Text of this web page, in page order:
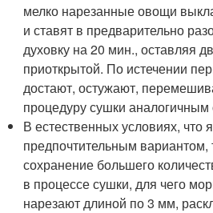
мелко нарезанные овощи
и ставят в предварительно
духовку на 20 мин., оставляя
приоткрытой. По истечении
достают, остужают,
процедуру сушки
В естественных условиях, что
предпочтительным вариантом,
сохранение большего
в процессе сушки, для чего
нарезают длиной по 3 мм,